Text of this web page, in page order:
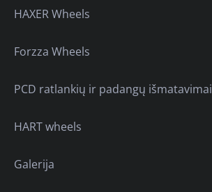
HAXER Wheels
Forzza Wheels
PCD ratlankių ir padangų išmatavimai
HART wheels
Galerija